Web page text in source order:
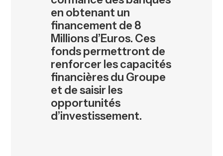
en obtenant un
financement de 8
Millions d’Euros. Ces
fonds permettront de
renforcer les capacités
financières du Groupe
et de saisir les
opportunités
d’investissement.